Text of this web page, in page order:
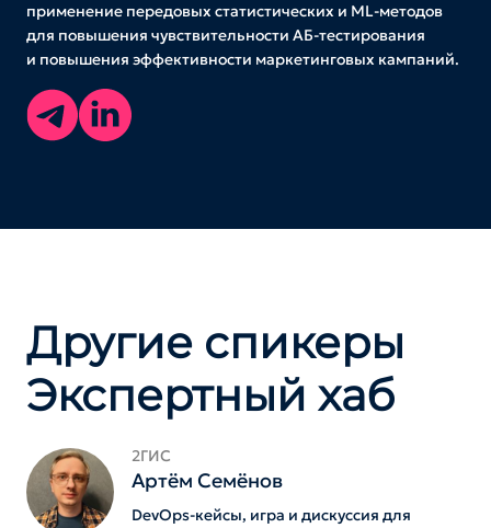
применение передовых статистических и ML-методов
для повышения чувствительности АБ-тестирования
и повышения эффективности маркетинговых кампаний.
Другие спикеры
Экспертный хаб
2ГИС
Артём Семёнов
DevOps-кейсы, игра и дискуссия для